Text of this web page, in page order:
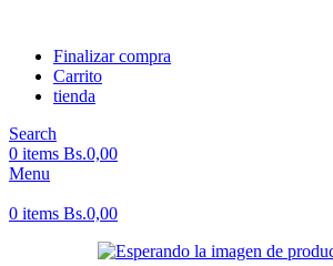
Finalizar compra
Carrito
tienda
Search
0 items Bs.0,00
Menu
0 items Bs.0,00